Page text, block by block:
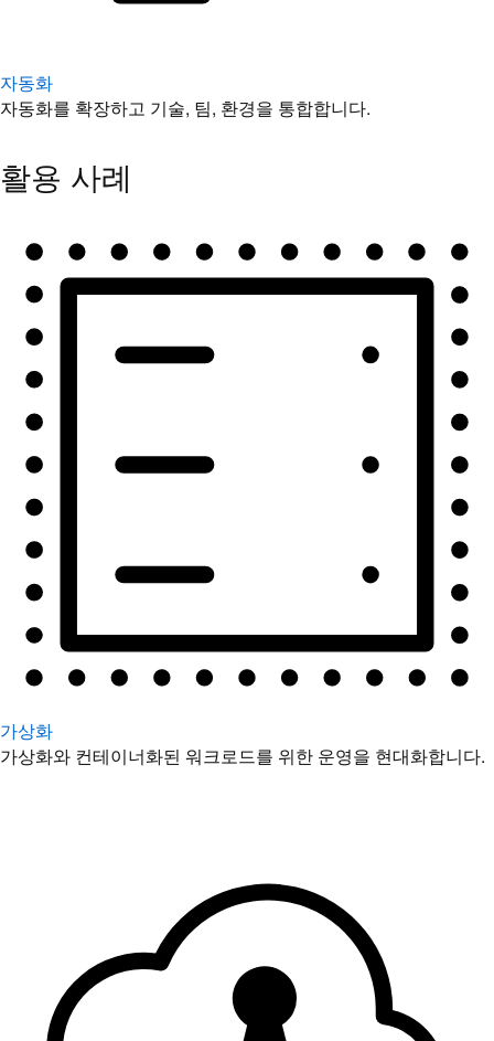
자동화
자동화를 확장하고 기술, 팀, 환경을 통합합니다.
활용 사례
가상화
가상화와 컨테이너화된 워크로드를 위한 운영을 현대화합니다.